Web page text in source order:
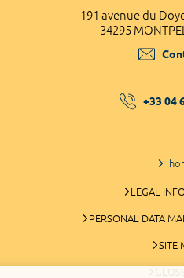
191 avenue du
34295
+33 04
LEGAL
PERSONAL DATA
SITE